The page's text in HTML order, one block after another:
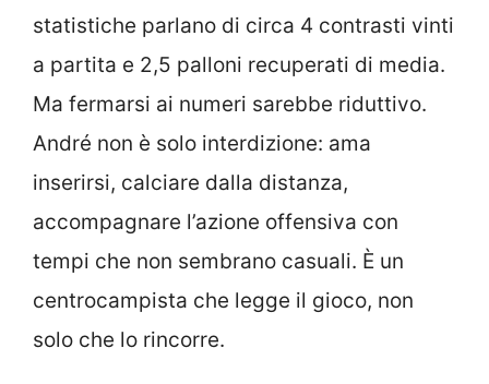
statistiche parlano di circa 4 contrasti vinti
a partita e 2,5 palloni recuperati di media.
Ma fermarsi ai numeri sarebbe riduttivo.
André non è solo interdizione: ama
inserirsi, calciare dalla distanza,
accompagnare l’azione offensiva con
tempi che non sembrano casuali. È un
centrocampista che legge il gioco, non
solo che lo rincorre.